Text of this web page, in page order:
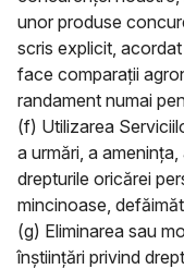
unor produse
scris explicit,
face comparații
randament numai
(f) Utilizarea
a urmări, a
drepturile oricărei
mincinoase,
(g) Eliminarea sau
înștiințări privind